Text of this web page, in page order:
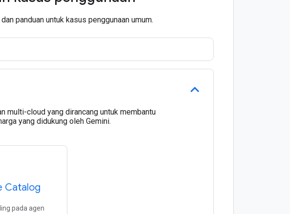
panduan untuk kasus penggunaan umum.
multi-cloud yang dirancang untuk membantu
yang didukung oleh Gemini.
Catalog
pada agen